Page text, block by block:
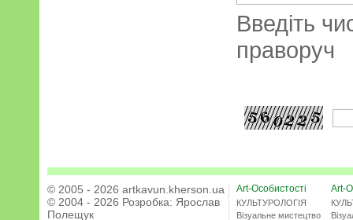
Введіть
праворуч
© 2005 - 2026 artkavun.kherson.ua
© 2004 - 2026 Розробка: Ярослав
Полещук
Art-Особистості
КУЛЬТУРОЛОГІЯ
Візуальне мистецтво
Art-